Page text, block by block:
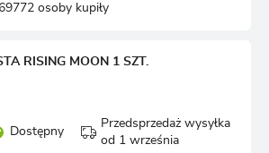
osoby kupiły
RISING MOON 1 SZT.
Dostępny
Przedsprzedaż wysyłka
od 1 września